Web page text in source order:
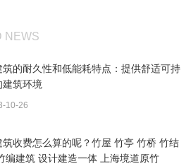
NEWS
筑的耐久性和低能耗特点：提供舒适可持
建筑环境
10-26
筑收费怎么算的呢？竹屋 竹亭 竹桥 竹结
编建筑 设计建造一体 上海境道原竹